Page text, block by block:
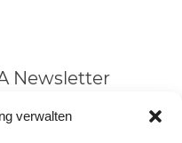
verwalten
Newsletter